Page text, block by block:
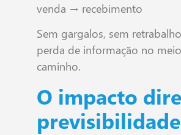
venda → recebimento
Sem gargalos, sem
perda de informação no
caminho.
O impacto
previsibilidade